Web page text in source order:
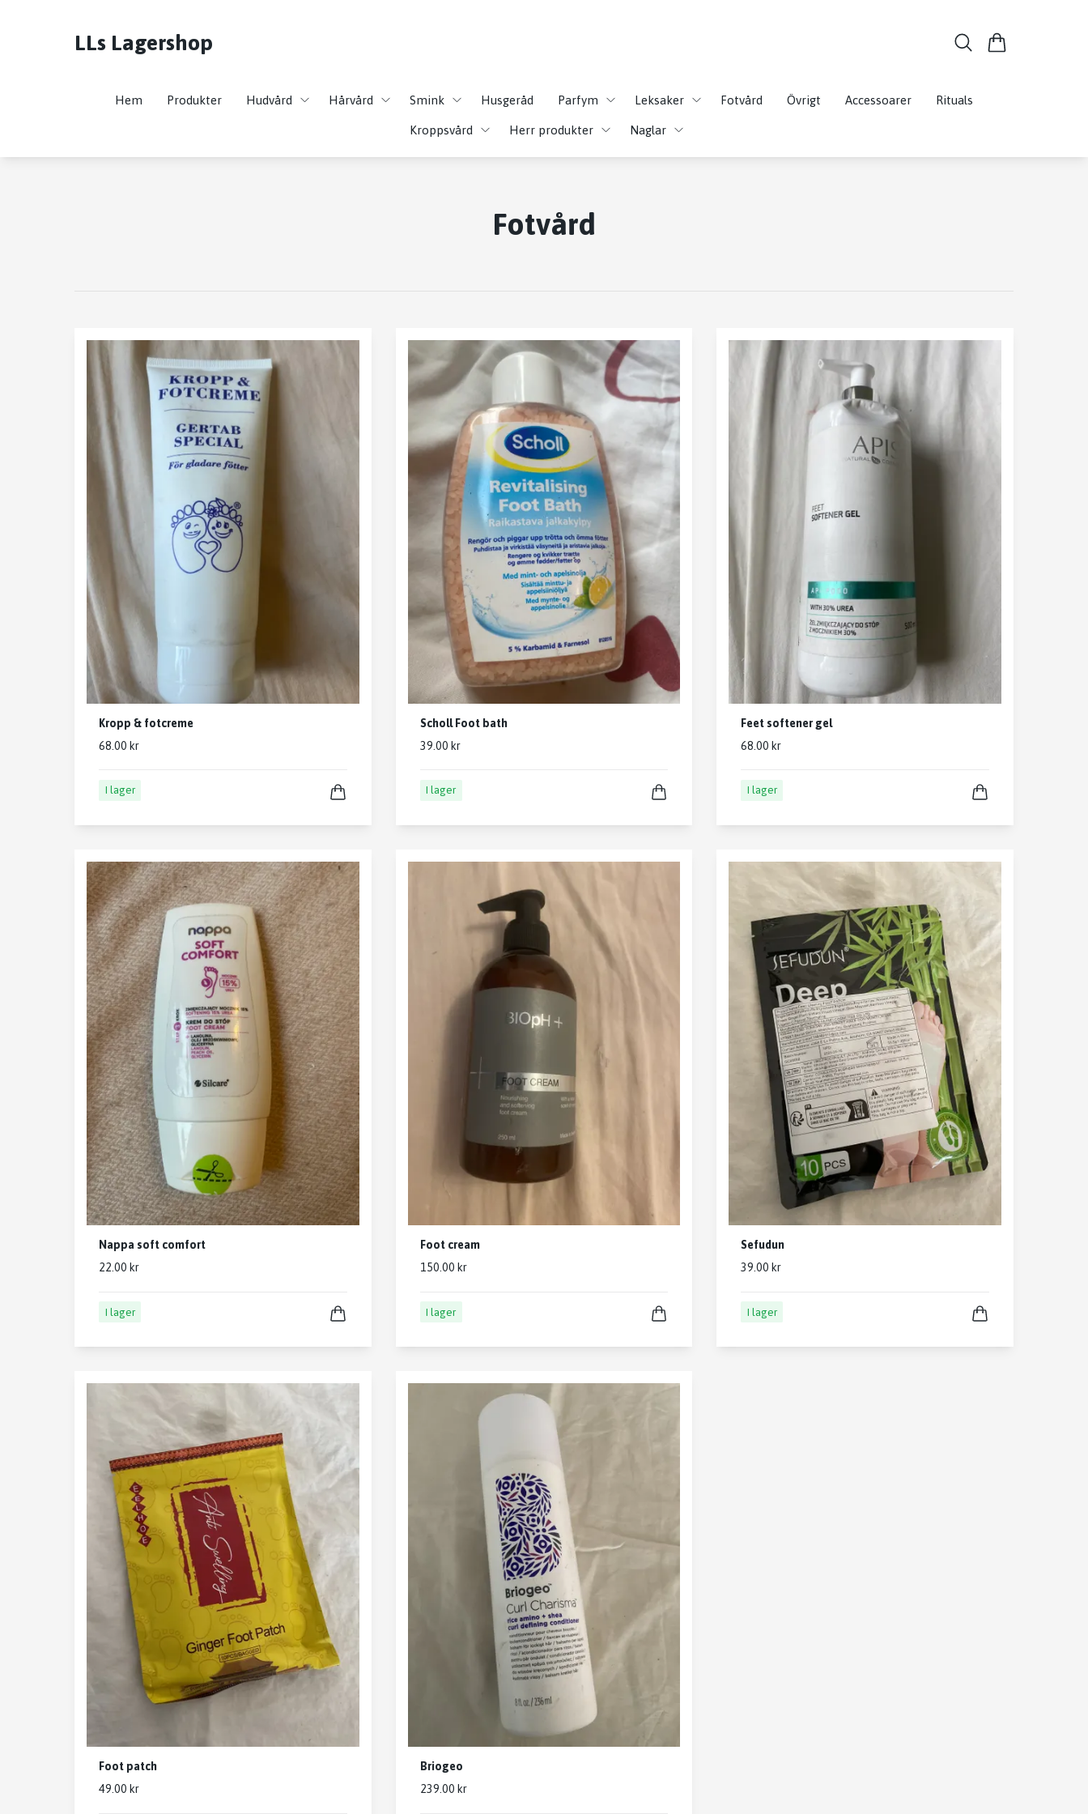
LLs Lagershop
Hem Produkter Hudvård Hårvård Smink Husgeråd Parfym Leksaker Fotvård Övrigt Accessoarer Rituals
Kroppsvård Herr produkter Naglar
Fotvård
Kropp & fotcreme
68.00 kr
I lager
Scholl Foot bath
39.00 kr
I lager
Feet softener gel
68.00 kr
I lager
Nappa soft comfort
22.00 kr
I lager
Foot cream
150.00 kr
I lager
Sefudun
39.00 kr
I lager
Foot patch
49.00 kr
Briogeo
239.00 kr